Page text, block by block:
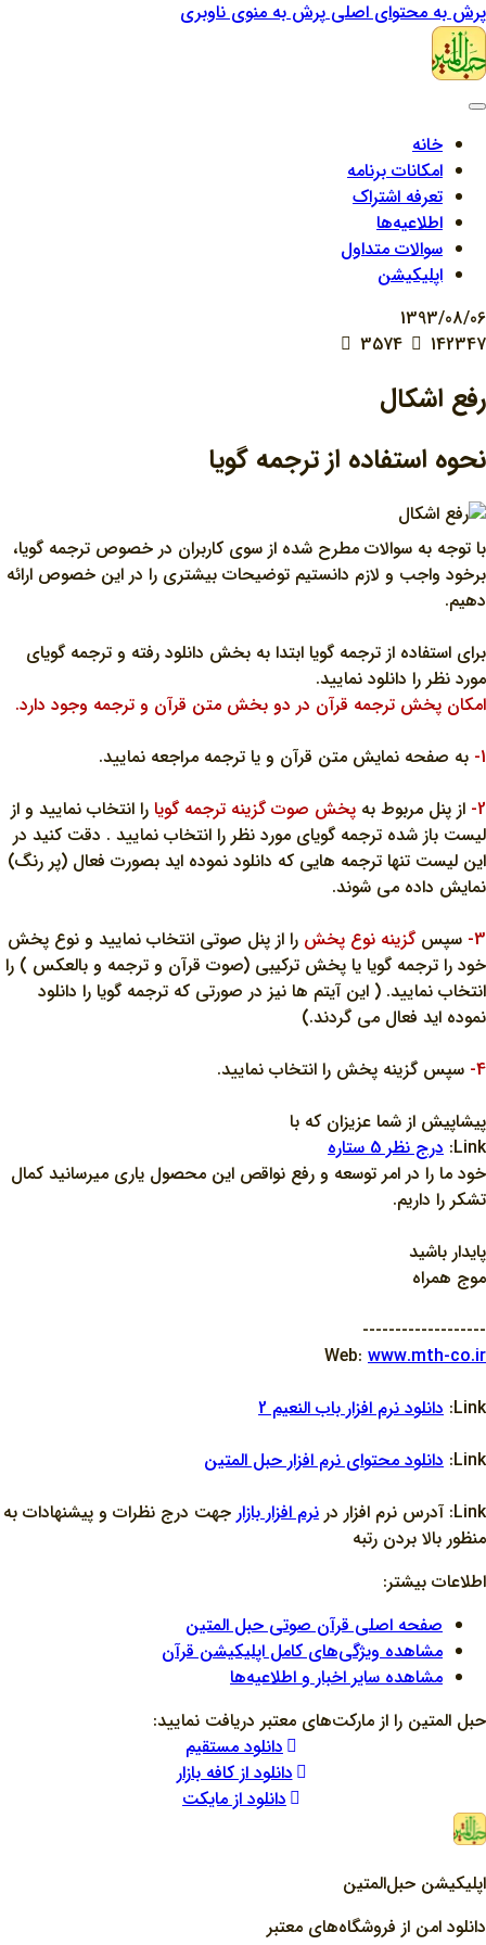
پرش به محتوای اصلیپرش به منوی ناوبری
خانه
امکانات برنامه
تعرفه اشتراک
اطلاعیه‌ها
سوالات متداول
اپلیکیشن
1393/08/06
142347
رفع اشکال
نحوه استفاده از ترجمه گويا
با توجه به سوالات مطرح شده از سوي کاربران در خصوص ترجمه گويا،
برخود واجب و لازم دانستيم توضيحات بيشتري را در اين خصوص ارائه
دهيم.
براي استفاده از ترجمه گويا ابتدا به بخش دانلود رفته و ترجمه گوياي
مورد نظر را دانلود نماييد.
امکان پخش ترجمه قرآن در دو بخش متن قرآن و ترجمه وجود دارد.
1- به صفحه نمايش متن قرآن و يا ترجمه مراجعه نماييد.
2- از پنل مربوط به پخش صوت گزينه ترجمه گويا را انتخاب نماييد و از
ليست باز شده ترجمه گوياي مورد نظر را انتخاب نماييد . دقت کنيد در
اين ليست تنها ترجمه هايي که دانلود نموده ايد بصورت فعال (پر رنگ)
نمايش داده مي شوند.
3- سپس گزينه نوع پخش را از پنل صوتي انتخاب نماييد و نوع پخش
خود را ترجمه گويا يا پخش ترکيبي (صوت قرآن و ترجمه و بالعکس ) را
انتخاب نماييد. ( اين آيتم ها نيز در صورتي که ترجمه گويا را دانلود
نموده ايد فعال مي گردند.)
4- سپس گزينه پخش را انتخاب نماييد.
پيشاپيش از شما عزيزان که با
Link: درج نظر 5 ستاره
خود ما را در امر توسعه و رفع نواقص اين محصول ياري ميرسانيد کمال
تشکر را داريم.
پايدار باشيد
موج همراه
-------------------
Web: www.mth-co.ir
Link: دانلود نرم افزار باب النعيم 2
Link: دانلود محتواي نرم افزار حبل المتين
Link: آدرس نرم افزار در
نرم افزار بازار جهت درج نظرات و پيشنهادات به
منظور بالا بردن رتبه
اطلاعات بیشتر:
صفحه اصلی قرآن صوتی حبل المتین
مشاهده ویژگی‌های کامل اپلیکیشن قرآن
مشاهده سایر اخبار و اطلاعیه‌ها
حبل المتین را از مارکت‌های معتبر دریافت نمایید:
دانلود مستقیم
دانلود از کافه بازار
دانلود از مایکت
اپلیکیشن حبل‌المتین
دانلود امن از فروشگاه‌های معتبر